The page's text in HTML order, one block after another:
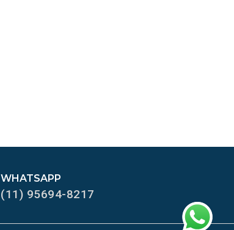
WHATSAPP
(11) 95694-8217